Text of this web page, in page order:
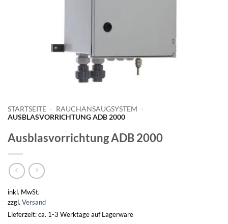
STARTSEITE - RAUCHANSAUGSYSTEM -
AUSBLASVORRICHTUNG ADB 2000
Ausblasvorrichtung ADB 2000
inkl. MwSt.
zzgl. Versand
Lieferzeit: ca. 1-3 Werktage auf Lagerware